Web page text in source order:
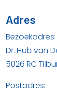
Adres
Bezoekadres:
Dr. Hub van
5026 RC
Postadres: